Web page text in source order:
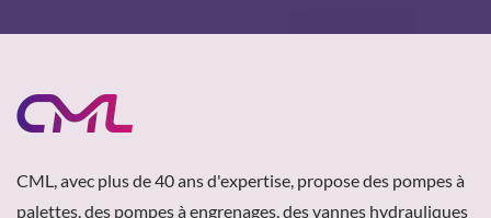
CML, avec plus de 40 ans d'expertise, propose des pompes à
palettes, des pompes à engrenages, des vannes hydrauliques